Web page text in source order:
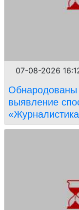
07-08-2026
Обнародованы
выявление